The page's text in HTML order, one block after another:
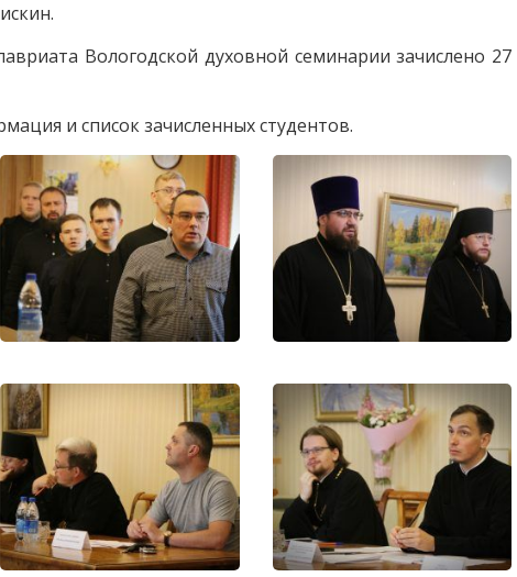
Вологодской духовной семинарии зачислено 27
и список зачисленных студентов.